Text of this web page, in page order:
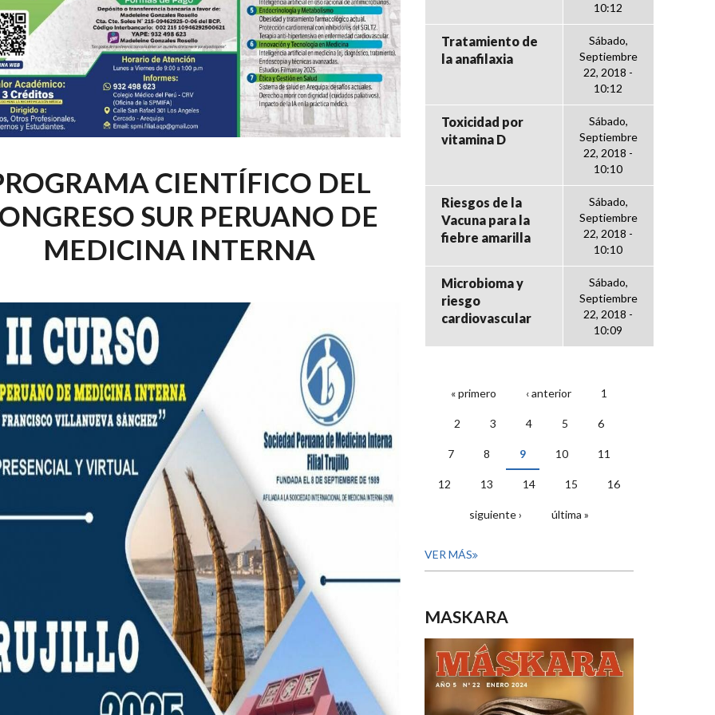
CIENTÍFICO DEL
SUR PERUANO DE
MEDICINA INTERNA
10:12
Tratamiento de
la anafilaxia
Sábado,
Septiembre
22, 2018 -
10:12
Toxicidad por
vitamina D
Sábado,
Septiembre
22, 2018 -
10:10
Riesgos de la
Vacuna para la
fiebre amarilla
Sábado,
Septiembre
22, 2018 -
10:10
Microbioma y
riesgo
cardiovascular
Sábado,
Septiembre
22, 2018 -
10:09
PÁGINAS
« primero ‹ anterior 1
2 3 4 5 6
7 8 9 10 11
12 13 14 15 16
siguiente › última »
VER MÁS
MASKARA